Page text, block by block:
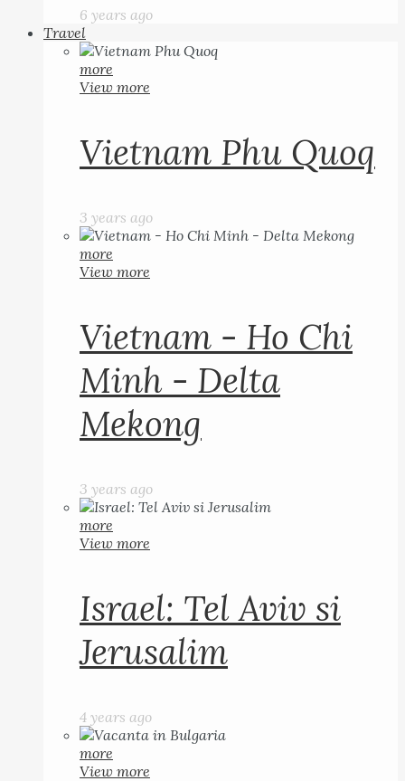
6 years ago
Travel
more
View more
Vietnam Phu Quoq
3 years ago
more
View more
Vietnam - Ho Chi
Minh - Delta
Mekong
3 years ago
more
View more
Israel: Tel Aviv si
Jerusalim
4 years ago
more
View more